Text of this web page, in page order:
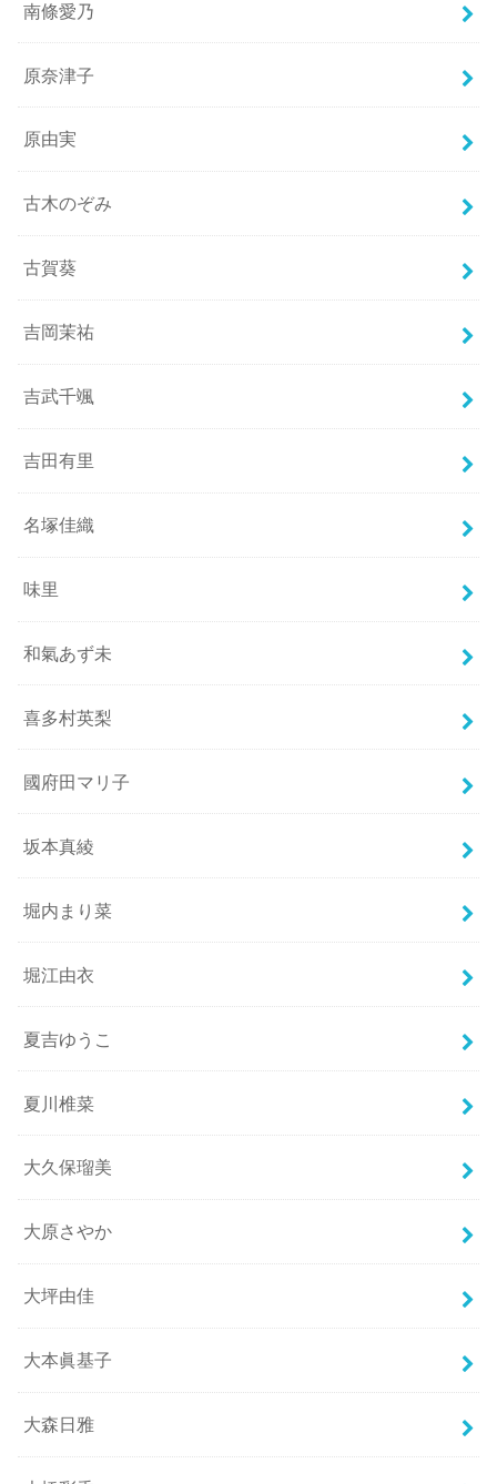
南條愛乃
原奈津子
原由実
古木のぞみ
古賀葵
吉岡茉祐
吉武千颯
吉田有里
名塚佳織
味里
和氣あず未
喜多村英梨
國府田マリ子
坂本真綾
堀内まり菜
堀江由衣
夏吉ゆうこ
夏川椎菜
大久保瑠美
大原さやか
大坪由佳
大本眞基子
大森日雅